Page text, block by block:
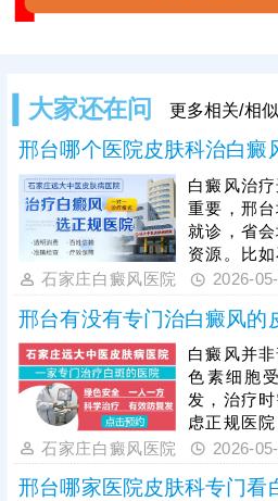
大家还在问 更多相关/相
邢台哪个医院皮肤科治白癜
白癜风治
重要，邢
就诊，省
资源。比
院，获得
白斑的临床
后治、个
可结合患
治疗方案
境，濡养
白斑。治好
定期复查
几率。
石家庄白癜风医院 2026-
邢台有没有专门治白癜风的
白癜风并
色素细胞
发，治疗
虑正规医
石家庄远
风诊疗十
择。该院坚
石家庄白癜风医院 2026-
邢台哪家医院皮肤科专门看